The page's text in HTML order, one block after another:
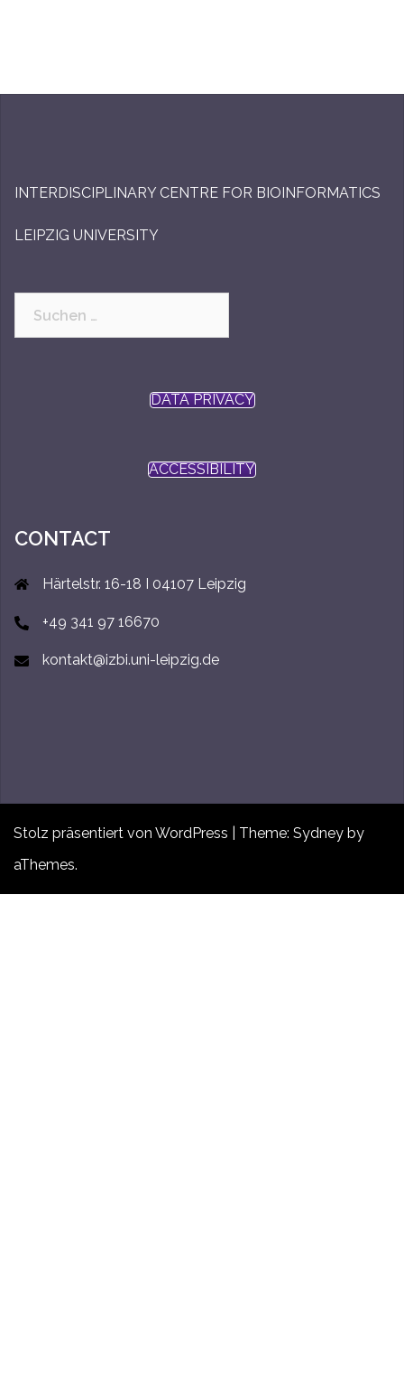
INTERDISCIPLINARY CENTRE FOR BIOINFORMATICS
LEIPZIG UNIVERSITY
DATA PRIVACY
ACCESSIBILITY
CONTACT
Härtelstr. 16-18 I 04107 Leipzig
+49 341 97 16670
kontakt@izbi.uni-leipzig.de
Stolz präsentiert von WordPress Theme: Sydney by
aThemes.